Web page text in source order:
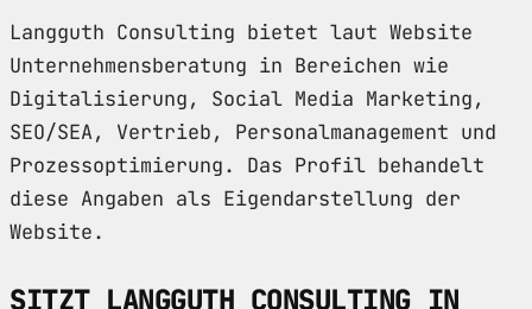
Langguth Consulting bietet laut Website
Unternehmensberatung in Bereichen wie
Digitalisierung, Social Media Marketing,
SEO/SEA, Vertrieb, Personalmanagement und
Prozessoptimierung. Das Profil behandelt
diese Angaben als Eigendarstellung der
Website.
SITZT LANGGUTH CONSULTING IN